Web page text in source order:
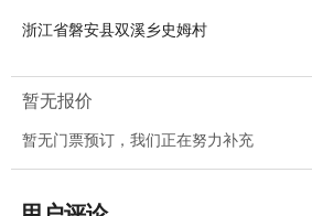
浙江省磐安县双溪乡史姆村
暂无报价
暂无门票预订，我们正在努力补充